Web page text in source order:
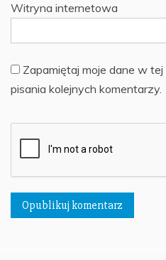
Witryna internetowa
Zapamiętaj moje dane w
pisania kolejnych komentarzy.